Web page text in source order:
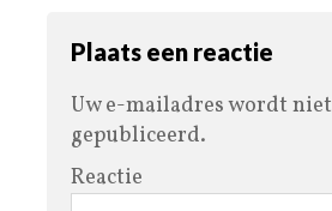
Plaats een reactie
Uw e-mailadres wordt niet
gepubliceerd.
Reactie